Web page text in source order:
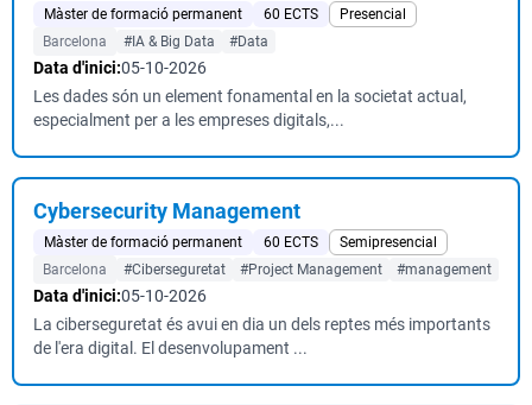
Màster de formació permanent 60 ECTS
Presencial
Barcelona
#IA & Big Data #Data
Data d'inici:05-10-2026
Les dades són un element fonamental en la societat actual,
especialment per a les empreses digitals,...
Cybersecurity Management
Màster de formació permanent 60 ECTS
Semipresencial
Barcelona
#Ciberseguretat #Project Management #management
Data d'inici:05-10-2026
La ciberseguretat és avui en dia un dels reptes més importants
de l'era digital. El desenvolupament ...